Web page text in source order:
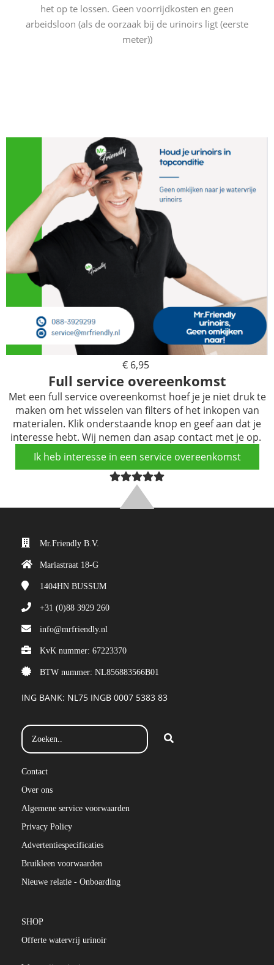
het op te lossen. Geen voorrijdkosten en geen
arbeidsloon (als de oorzaak bij de urinoirs ligt (eerste
meter))
€ 6,95
Full service overeenkomst
Met een full service overeenkomst hoef je je niet druk te
maken om het wisselen van filters of het inkopen van
materialen. Klik onderstaande knop en geef aan dat je
interesse hebt. Wij nemen dan asap contact met je op.
Ik heb interesse in een service overeenkomst
Mr.Friendly B.V.
Mariastraat 18-G
1404HN BUSSUM
+31 (0)88 3929 260
info@mrfriendly.nl
KvK nummer: 67223370
BTW nummer: NL856883566B01
ING BANK: NL75 INGB 0007 5383 83
Contact
Over ons
Algemene service voorwaarden
Privacy Policy
Advertentiespecificaties
Bruikleen voorwaarden
Nieuwe relatie - Onboarding
SHOP
Offerte watervrij urinoir